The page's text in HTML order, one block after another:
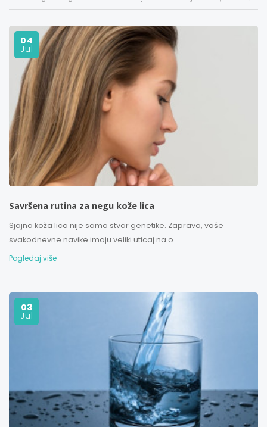
04
Jul
Savršena rutina za negu kože lica
Sjajna koža lica nije samo stvar genetike. Zapravo, vaše
svakodnevne navike imaju veliki uticaj na o...
Pogledaj više
03
Jul